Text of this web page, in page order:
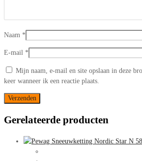
Naam *
E-mail *
Mijn naam, e-mail en site opslaan in deze
keer wanneer ik een reactie plaats.
Gerelateerde producten